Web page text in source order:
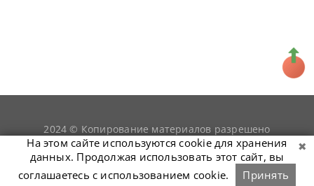
2024 © Копирование материалов разрешено
только при условии гиперссылки наsnookerist.ru
На этом сайте используются cookie для хранения
данных. Продолжая использовать этот сайт, вы
соглашаетесь с использованием cookie.
Принять